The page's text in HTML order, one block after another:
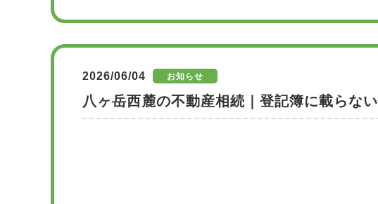
2026/06/04 お知らせ
八ヶ岳西麓の不動産相続｜登記簿に載らな